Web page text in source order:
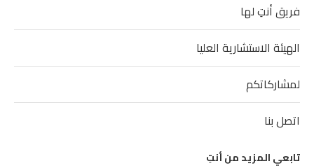
فريق أنتِ لها
الهيئة الاستشارية العليا
لمشاركاتكم
اتصل بنا
تابعي المزيد من أنتِ